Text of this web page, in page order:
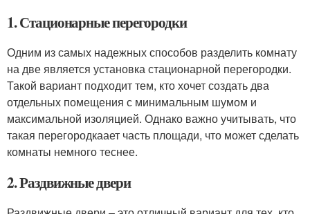
1. Стационарные перегородки
Одним из самых надежных способов разделить комнату
на две является установка стационарной перегородки.
Такой вариант подходит тем, кто хочет создать два
отдельных помещения с минимальным шумом и
максимальной изоляцией. Однако важно учитывать, что
такая перегородкаает часть площади, что может сделать
комнаты немного теснее.
2. Раздвижные двери